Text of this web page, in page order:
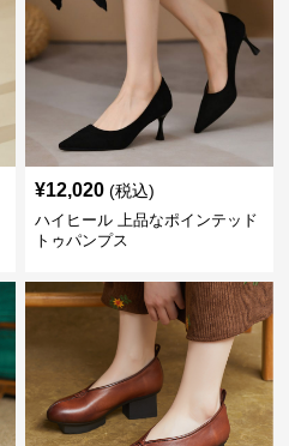
¥12,020 (税込)
ハイヒール 上品なポインテッド
トゥパンプス